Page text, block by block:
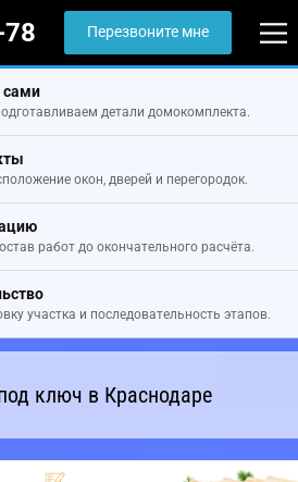
Перезвоните мне
сами
детали домокомплекта.
окон, дверей и перегородок.
работ до окончательного расчёта.
участка и последовательность этапов.
ключ в Краснодаре